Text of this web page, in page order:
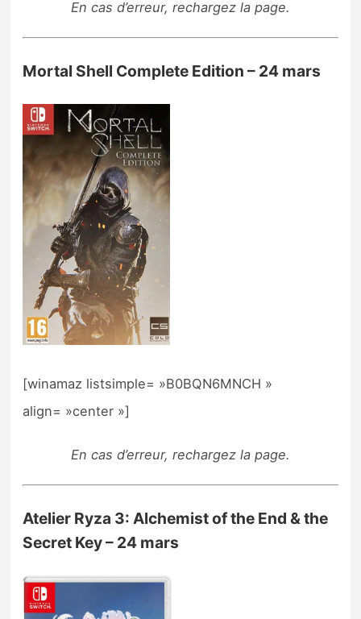
En cas d’erreur, rechargez la page.
Mortal Shell Complete Edition – 24 mars
[winamaz listsimple= »B0BQN6MNCH »
align= »center »]
En cas d’erreur, rechargez la page.
Atelier Ryza 3: Alchemist of the End & the
Secret Key – 24 mars